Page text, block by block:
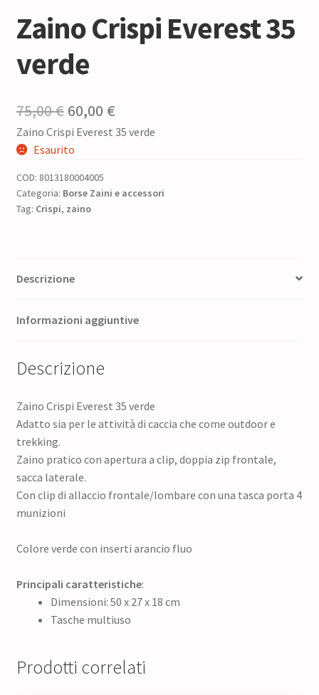
Zaino Crispi Everest 35
verde
75,00€ Il
prezzo
era:
75,00 €.
60,00 €Il
prezzo
è:
Zaino Crispi Everest 35 verde
Esaurito
COD: 8013180004005
Categoria: Borse Zaini e accessori
Tag: Crispi, zaino
Descrizione
Informazioni aggiuntive
Descrizione
Zaino Crispi Everest 35 verde
Adatto sia per le attività di caccia che come outdoor e
trekking.
Zaino pratico con apertura a clip, doppia zip frontale,
sacca laterale.
Con clip di allaccio frontale/lombare con una tasca porta 4
munizioni
Colore verde con inserti arancio fluo
Principali caratteristiche:
Dimensioni: 50 x 27 x 18 cm
Tasche multiuso
Prodotti correlati